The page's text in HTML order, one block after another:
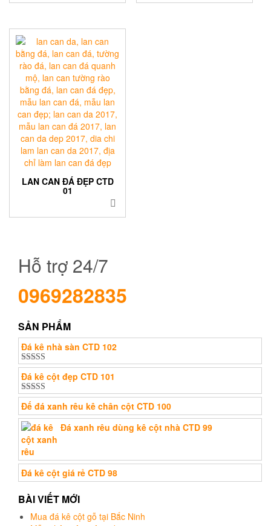
LAN CAN ĐÁ ĐẸP CTD
01
Hỗ trợ 24/7
0969282835
SẢN PHẨM
Đá kê nhà sàn CTD 102
Được xếp
hạng5.005
sao
Đá kê cột đẹp CTD 101
Được xếp
hạng5.005
sao
Đế đá xanh rêu kê chân cột CTD 100
Đá xanh rêu dùng kê cột nhà CTD 99
Đá kê cột giá rẻ CTD 98
BÀI VIẾT MỚI
Mua đá kê cột gỗ tại Bắc Ninh